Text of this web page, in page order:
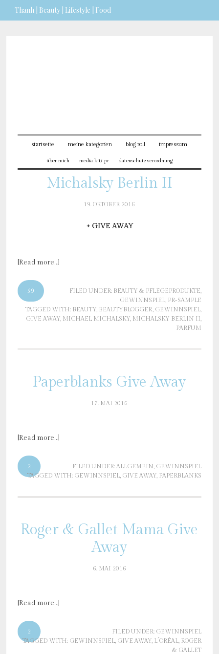
Thanh | Beauty | Lifestyle | Food
startseite meine kategorien blog roll impressum
über mich media kit/ pr datenschutzverordnung
Michalsky Berlin II
19. OKTOBER 2016
+ GIVE AWAY
[Read more…]
59 FILED UNDER: BEAUTY & PFLEGEPRODUKTE,
GEWINNSPIEL, PR-SAMPLE
TAGGED WITH: BEAUTY, BEAUTYBLOGGER, GEWINNSPIEL,
GIVE AWAY, MICHAEL MICHALSKY, MICHALSKY BERLIN II,
PARFUM
Paperblanks Give Away
17. MAI 2016
[Read more…]
2 FILED UNDER:ALLGEMEIN, GEWINNSPIEL
TAGGED WITH: GEWINNSPIEL, GIVE AWAY, PAPERBLANKS
Roger & Gallet Mama Give
Away
6. MAI 2016
[Read more…]
2 FILED UNDER: GEWINNSPIEL
TAGGED WITH: GEWINNSPIEL, GIVE AWAY, L´ORÉAL, ROGER
& GALLET